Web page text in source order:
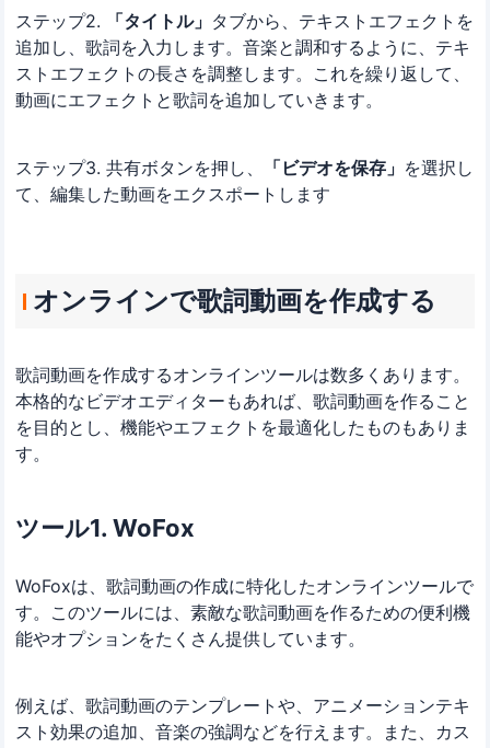
ステップ2. 「タイトル」 タブから、テキストエフェクトを
追加し、歌詞を入力します。音楽と調和するように、テキ
ストエフェクトの長さを調整します。これを繰り返して、
動画にエフェクトと歌詞を追加していきます。
ステップ3. 共有ボタンを押し、 「ビデオを保存」 を選択し
て、編集した動画をエクスポートします
オンラインで歌詞動画を作成する
歌詞動画を作成するオンラインツールは数多くあります。
本格的なビデオエディターもあれば、歌詞動画を作ること
を目的とし、機能やエフェクトを最適化したものもありま
す。
ツール1. WoFox
WoFoxは、歌詞動画の作成に特化したオンラインツールで
す。このツールには、素敵な歌詞動画を作るための便利機
能やオプションをたくさん提供しています。
例えば、歌詞動画のテンプレートや、アニメーションテキ
スト効果の追加、音楽の強調などを行えます。また、カス